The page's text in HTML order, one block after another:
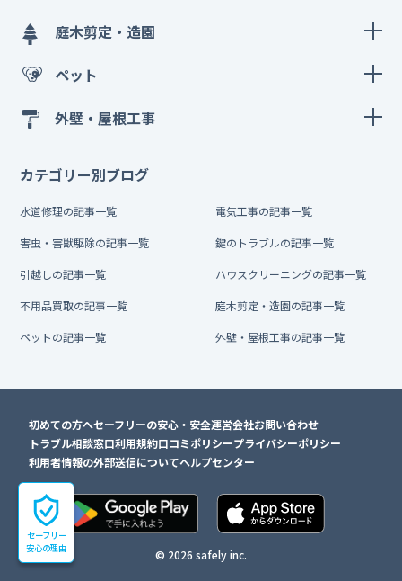
セーフリー
安心の理由
庭木剪定・造園
ペット
外壁・屋根工事
カテゴリー別ブログ
水道修理の記事一覧 電気工事の記事一覧
害虫・害獣駆除の記事一覧 鍵のトラブルの記事一覧
引越しの記事一覧 ハウスクリーニングの記事一覧
不用品買取の記事一覧 庭木剪定・造園の記事一覧
ペットの記事一覧 外壁・屋根工事の記事一覧
初めての方へセーフリーの安心・安全運営会社お問い合わせ
トラブル相談窓口利用規約口コミポリシープライバシーポリシー
利用者情報の外部送信についてヘルプセンター
© 2026 safely inc.